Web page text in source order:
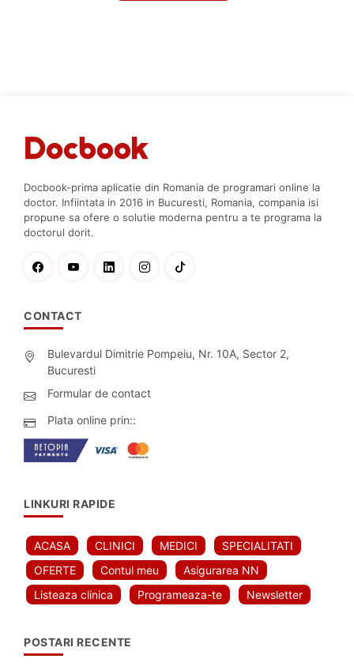
Docbook-prima aplicatie din Romania de programari online la
doctor. Infiintata in 2016 in Bucuresti, Romania, compania isi
propune sa ofere o solutie moderna pentru a te programa la
doctorul dorit.
CONTACT
Bulevardul Dimitrie Pompeiu, Nr. 10A, Sector 2,
Bucuresti
Formular de contact
Plata online prin::
LINKURI RAPIDE
ACASA CLINICI MEDICI
SPECIALITATI
OFERTE
Contul meu
Asigurarea NN
Listeaza clinica
Programeaza-te Newsletter
POSTARI RECENTE